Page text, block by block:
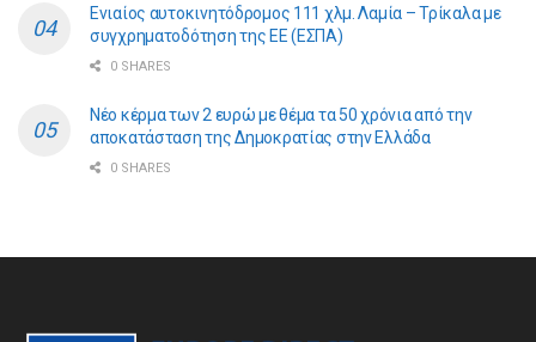
Ενιαίος αυτοκινητόδρομος 111 χλμ. Λαμία – Τρίκαλα με
συγχρηματοδότηση της ΕE (ΕΣΠΑ)
0 SHARES
Νέο κέρμα των 2 ευρώ με θέμα τα 50 χρόνια από την
αποκατάσταση της Δημοκρατίας στην Ελλάδα
0 SHARES